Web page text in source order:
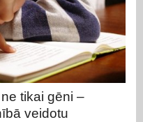
tikai gēni –
veidotu